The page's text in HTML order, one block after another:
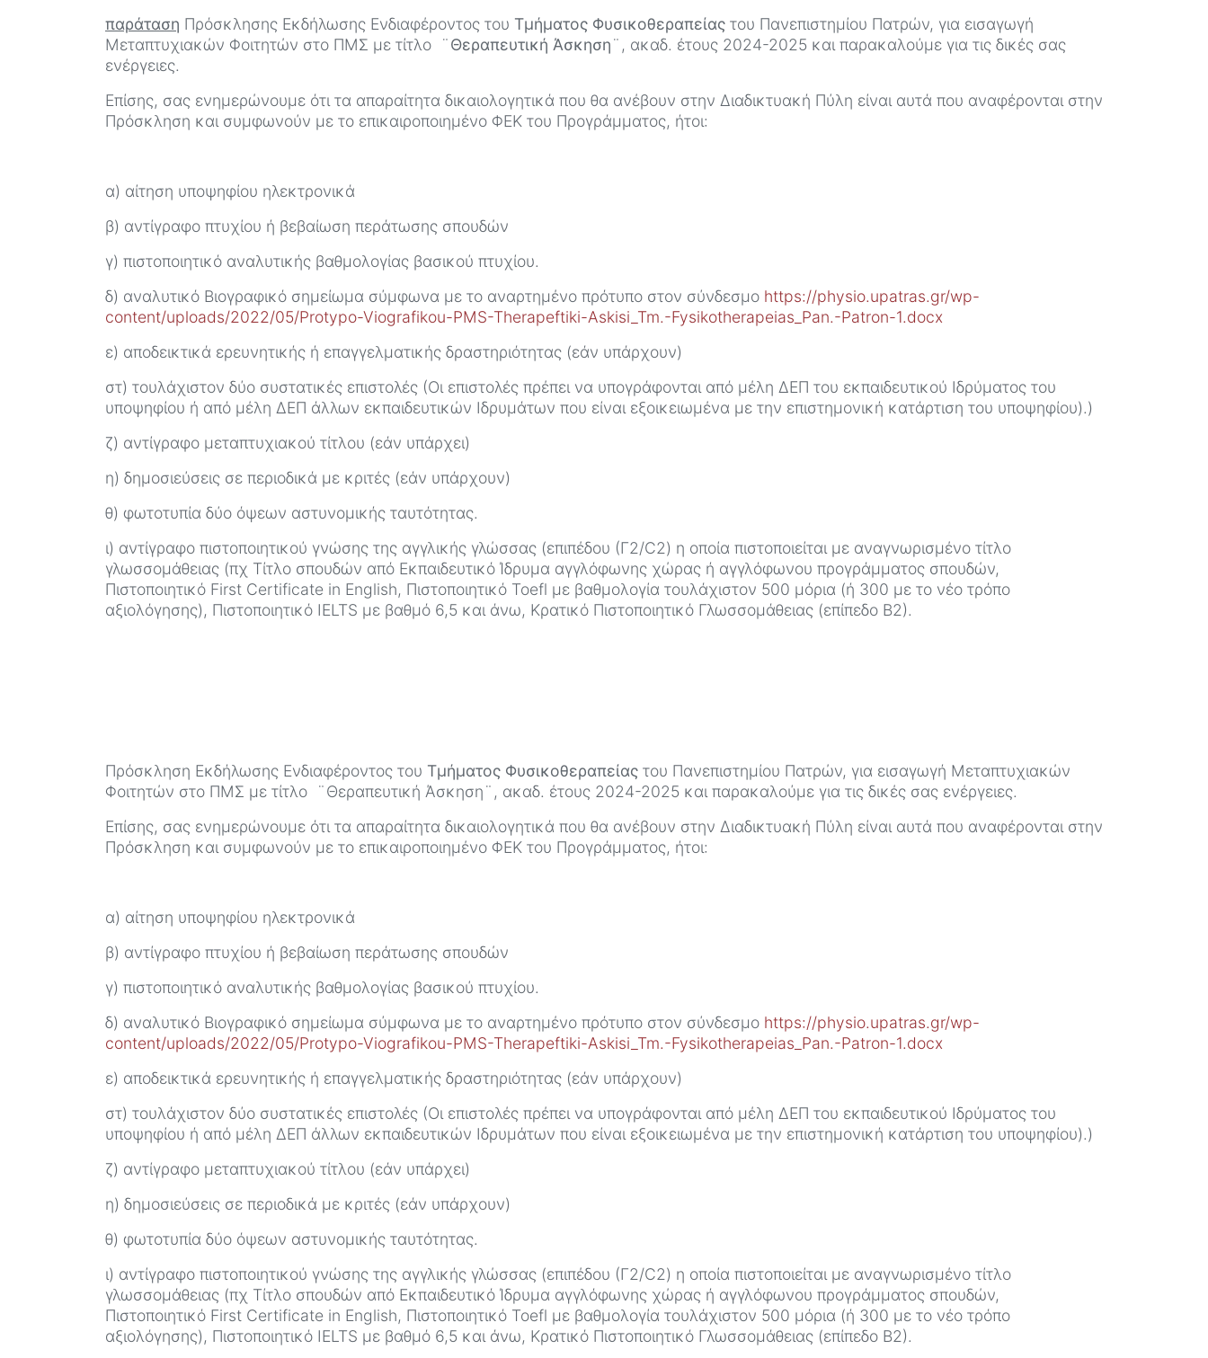
παράταση Πρόσκλησης Εκδήλωσης Ενδιαφέροντος του Τμήματος Φυσικοθεραπείας του Πανεπιστημίου Πατρών, για εισαγωγή
Μεταπτυχιακών Φοιτητών στο ΠΜΣ με τίτλο ¨Θεραπευτική Άσκηση¨, ακαδ. έτους 2024-2025 και παρακαλούμε για τις δικές σας
ενέργειες.
Επίσης, σας ενημερώνουμε ότι τα απαραίτητα δικαιολογητικά που θα ανέβουν στην Διαδικτυακή Πύλη είναι αυτά που αναφέρονται στην
Πρόσκληση και συμφωνούν με το επικαιροποιημένο ΦΕΚ του Προγράμματος, ήτοι:
α) αίτηση υποψηφίου ηλεκτρονικά
β) αντίγραφο πτυχίου ή βεβαίωση περάτωσης σπουδών
γ) πιστοποιητικό αναλυτικής βαθμολογίας βασικού πτυχίου.
δ) αναλυτικό Βιογραφικό σημείωμα σύμφωνα με το αναρτημένο πρότυπο στον σύνδεσμο https://physio.upatras.gr/wp-
content/uploads/2022/05/Protypo-Viografikou-PMS-Therapeftiki-Askisi_Tm.-Fysikotherapeias_Pan.-Patron-1.docx
ε) αποδεικτικά ερευνητικής ή επαγγελματικής δραστηριότητας (εάν υπάρχουν)
στ) τουλάχιστον δύο συστατικές επιστολές (Οι επιστολές πρέπει να υπογράφονται από μέλη ΔΕΠ του εκπαιδευτικού Ιδρύματος του
υποψηφίου ή από μέλη ΔΕΠ άλλων εκπαιδευτικών Ιδρυμάτων που είναι εξοικειωμένα με την επιστημονική κατάρτιση του υποψηφίου).)
ζ) αντίγραφο μεταπτυχιακού τίτλου (εάν υπάρχει)
η) δημοσιεύσεις σε περιοδικά με κριτές (εάν υπάρχουν)
θ) φωτοτυπία δύο όψεων αστυνομικής ταυτότητας.
ι) αντίγραφο πιστοποιητικού γνώσης της αγγλικής γλώσσας (επιπέδου (Γ2/C2) η οποία πιστοποιείται με αναγνωρισμένο τίτλο
γλωσσομάθειας (πχ Τίτλο σπουδών από Εκπαιδευτικό Ίδρυμα αγγλόφωνης χώρας ή αγγλόφωνου προγράμματος σπουδών,
Πιστοποιητικό First Certificate in English, Πιστοποιητικό Toefl με βαθμολογία τουλάχιστον 500 μόρια (ή 300 με το νέο τρόπο
αξιολόγησης), Πιστοποιητικό IELTS με βαθμό 6,5 και άνω, Κρατικό Πιστοποιητικό Γλωσσομάθειας (επίπεδο Β2).
Πρόσκληση Εκδήλωσης Ενδιαφέροντος του Τμήματος Φυσικοθεραπείας του Πανεπιστημίου Πατρών, για εισαγωγή Μεταπτυχιακών
Φοιτητών στο ΠΜΣ με τίτλο ¨Θεραπευτική Άσκηση¨, ακαδ. έτους 2024-2025 και παρακαλούμε για τις δικές σας ενέργειες.
Επίσης, σας ενημερώνουμε ότι τα απαραίτητα δικαιολογητικά που θα ανέβουν στην Διαδικτυακή Πύλη είναι αυτά που αναφέρονται στην
Πρόσκληση και συμφωνούν με το επικαιροποιημένο ΦΕΚ του Προγράμματος, ήτοι:
α) αίτηση υποψηφίου ηλεκτρονικά
β) αντίγραφο πτυχίου ή βεβαίωση περάτωσης σπουδών
γ) πιστοποιητικό αναλυτικής βαθμολογίας βασικού πτυχίου.
δ) αναλυτικό Βιογραφικό σημείωμα σύμφωνα με το αναρτημένο πρότυπο στον σύνδεσμο https://physio.upatras.gr/wp-
content/uploads/2022/05/Protypo-Viografikou-PMS-Therapeftiki-Askisi_Tm.-Fysikotherapeias_Pan.-Patron-1.docx
ε) αποδεικτικά ερευνητικής ή επαγγελματικής δραστηριότητας (εάν υπάρχουν)
στ) τουλάχιστον δύο συστατικές επιστολές (Οι επιστολές πρέπει να υπογράφονται από μέλη ΔΕΠ του εκπαιδευτικού Ιδρύματος του
υποψηφίου ή από μέλη ΔΕΠ άλλων εκπαιδευτικών Ιδρυμάτων που είναι εξοικειωμένα με την επιστημονική κατάρτιση του υποψηφίου).)
ζ) αντίγραφο μεταπτυχιακού τίτλου (εάν υπάρχει)
η) δημοσιεύσεις σε περιοδικά με κριτές (εάν υπάρχουν)
θ) φωτοτυπία δύο όψεων αστυνομικής ταυτότητας.
ι) αντίγραφο πιστοποιητικού γνώσης της αγγλικής γλώσσας (επιπέδου (Γ2/C2) η οποία πιστοποιείται με αναγνωρισμένο τίτλο
γλωσσομάθειας (πχ Τίτλο σπουδών από Εκπαιδευτικό Ίδρυμα αγγλόφωνης χώρας ή αγγλόφωνου προγράμματος σπουδών,
Πιστοποιητικό First Certificate in English, Πιστοποιητικό Toefl με βαθμολογία τουλάχιστον 500 μόρια (ή 300 με το νέο τρόπο
αξιολόγησης), Πιστοποιητικό IELTS με βαθμό 6,5 και άνω, Κρατικό Πιστοποιητικό Γλωσσομάθειας (επίπεδο Β2).